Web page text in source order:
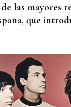
las mayores
que